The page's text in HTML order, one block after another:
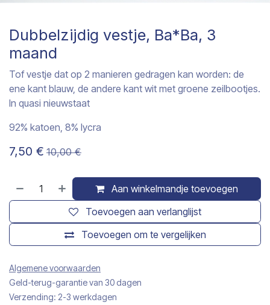
Dubbelzijdig vestje, Ba*Ba, 3
maand
Tof vestje dat op 2 manieren gedragen kan worden: de
ene kant blauw, de andere kant wit met groene zeilbootjes.
In quasi nieuwstaat
92% katoen, 8% lycra
7,50 € 10,00€
Aan winkelmandje toevoegen
Toevoegen om te vergelijken
Toevoegen aan verlanglijst
Algemene voorwaarden
Geld-terug-garantie van 30 dagen
Verzending: 2-3 werkdagen